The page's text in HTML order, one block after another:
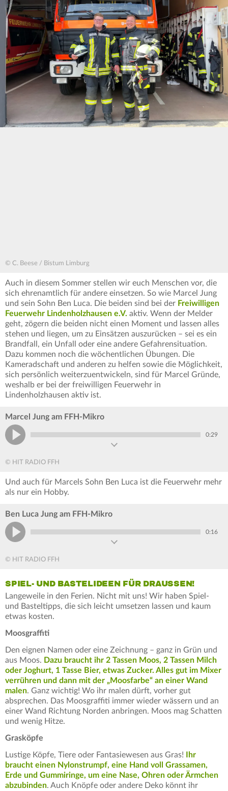
© C. Beese / Bistum Limburg
Auch in diesem Sommer stellen wir euch Menschen vor, die
sich ehrenamtlich für andere einsetzen. So wie Marcel Jung
und sein Sohn Ben Luca. Die beiden sind bei der Freiwilligen
Feuerwehr Lindenholzhausen e.V. aktiv. Wenn der Melder
geht, zögern die beiden nicht einen Moment und lassen alles
stehen und liegen, um zu Einsätzen auszurücken – sei es ein
Brandfall, ein Unfall oder eine andere Gefahrensituation.
Dazu kommen noch die wöchentlichen Übungen. Die
Kameradschaft und anderen zu helfen sowie die Möglichkeit,
sich persönlich weiterzuentwickeln, sind für Marcel Gründe,
weshalb er bei der freiwilligen Feuerwehr in
Lindenholzhausen aktiv ist.
Marcel Jung am FFH-Mikro
0:29
© HIT RADIO FFH
Und auch für Marcels Sohn Ben Luca ist die Feuerwehr mehr
als nur ein Hobby.
Ben Luca Jung am FFH-Mikro
0:16
© HIT RADIO FFH
SPIEL- UND BASTELIDEEN FÜR DRAUSSEN!
Langeweile in den Ferien. Nicht mit uns! Wir haben Spiel-
und Basteltipps, die sich leicht umsetzen lassen und kaum
etwas kosten.
Moosgraffiti
Den eignen Namen oder eine Zeichnung – ganz in Grün und
aus Moos. Dazu braucht ihr 2 Tassen Moos, 2 Tassen Milch
oder Joghurt, 1 Tasse Bier, etwas Zucker. Alles gut im Mixer
verrühren und dann mit der „Moosfarbe“ an einer Wand
malen. Ganz wichtig! Wo ihr malen dürft, vorher gut
absprechen. Das Moosgraffiti immer wieder wässern und an
einer Wand Richtung Norden anbringen. Moos mag Schatten
und wenig Hitze.
Grasköpfe
Lustige Köpfe, Tiere oder Fantasiewesen aus Gras!
Ihr
braucht einen Nylonstrumpf, eine Hand voll Grassamen,
Erde und Gummiringe, um eine Nase, Ohren oder Ärmchen
abzubinden. Auch Knöpfe oder andere Deko könnt ihr